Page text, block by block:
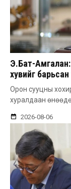
Э.Бат-
хувийг
авдаг болгоно
Орон сууцны
хуралдаан
2026-08-06